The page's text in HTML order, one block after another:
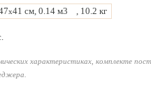
x41 см, 0.14 м3 , 10.2 кг
характеристиках, комплекте